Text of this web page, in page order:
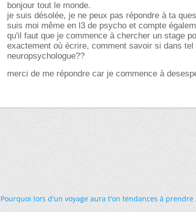
bonjour tout le monde.
je suis désolée, je ne peux pas répondre à ta
suis moi même en l3 de psycho et compte
qu'il faut que je commence à chercher un stage
exactement où écrire, comment savoir si dans
neuropsychologue??
merci de me répondre car je commence à
Pourquoi lors d'un voyage aura t'on tendances à